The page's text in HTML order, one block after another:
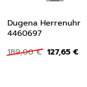
Dugena Herrenuhr
4460697
189,00€
Preis
127,65 €